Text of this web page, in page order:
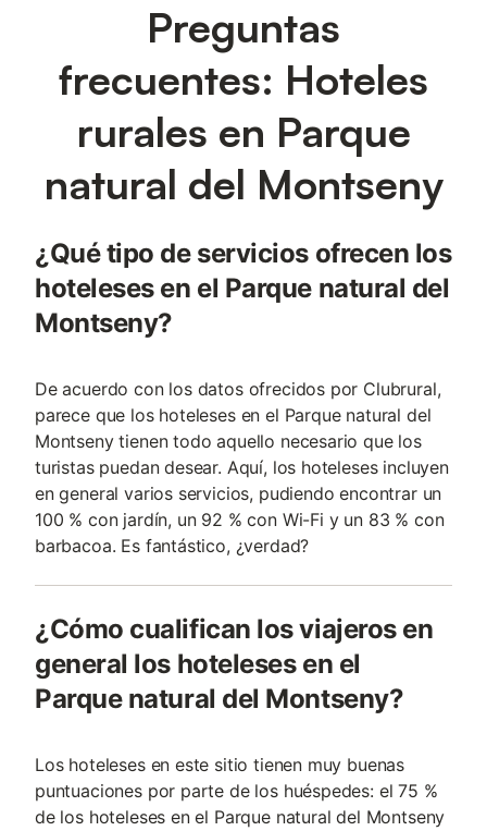
Preguntas
frecuentes: Hoteles
rurales en Parque
natural del Montseny
¿Qué tipo de servicios ofrecen los
hoteleses en el Parque natural del
Montseny?
De acuerdo con los datos ofrecidos por Clubrural,
parece que los hoteleses en el Parque natural del
Montseny tienen todo aquello necesario que los
turistas puedan desear. Aquí, los hoteleses incluyen
en general varios servicios, pudiendo encontrar un
100 % con jardín, un 92 % con Wi-Fi y un 83 % con
barbacoa. Es fantástico, ¿verdad?
¿Cómo cualifican los viajeros en
general los hoteleses en el
Parque natural del Montseny?
Los hoteleses en este sitio tienen muy buenas
puntuaciones por parte de los huéspedes: el 75 %
de los hoteleses en el Parque natural del Montseny